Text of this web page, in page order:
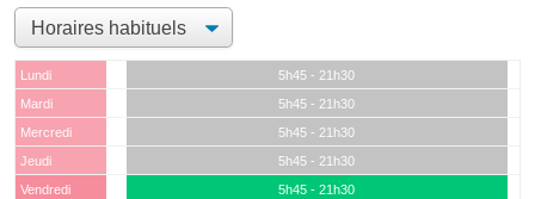
Lundi
5h45 - 21h30
Mardi
5h45 - 21h30
Mercredi
5h45 - 21h30
Jeudi
5h45 - 21h30
Vendredi
5h45 - 21h30